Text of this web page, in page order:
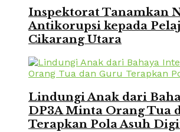
Inspektorat Tanamkan
Antikorupsi kepada
Cikarang Utara
Lindungi Anak dari
DP3A Minta Orang Tua
Terapkan Pola Asuh